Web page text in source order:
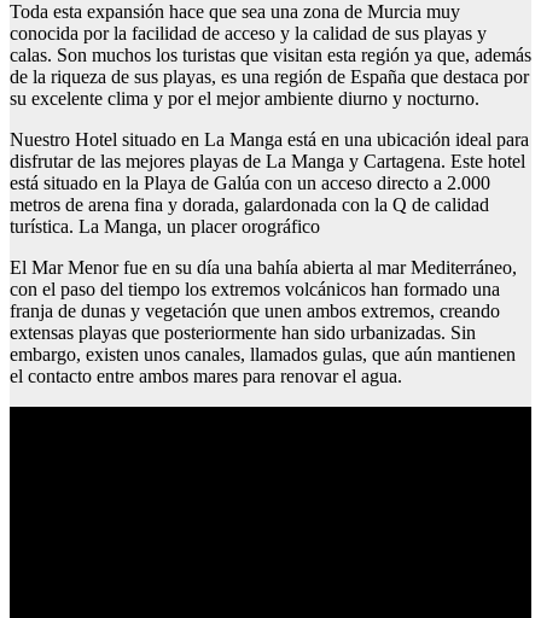
Toda esta expansión hace que sea una zona de Murcia muy
conocida por la facilidad de acceso y la calidad de sus playas y
calas. Son muchos los turistas que visitan esta región ya que, además
de la riqueza de sus playas, es una región de España que destaca por
su excelente clima y por el mejor ambiente diurno y nocturno.
Nuestro Hotel situado en La Manga está en una ubicación ideal para
disfrutar de las mejores playas de La Manga y Cartagena. Este hotel
está situado en la Playa de Galúa con un acceso directo a 2.000
metros de arena fina y dorada, galardonada con la Q de calidad
turística. La Manga, un placer orográfico
El Mar Menor fue en su día una bahía abierta al mar Mediterráneo,
con el paso del tiempo los extremos volcánicos han formado una
franja de dunas y vegetación que unen ambos extremos, creando
extensas playas que posteriormente han sido urbanizadas. Sin
embargo, existen unos canales, llamados gulas, que aún mantienen
el contacto entre ambos mares para renovar el agua.